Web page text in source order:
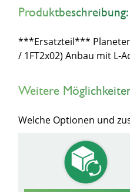
Produktbeschreibung:
***Ersatzteil***
/ 1FT2x02) Anbau mit L-
Weitere
Welche Optionen und